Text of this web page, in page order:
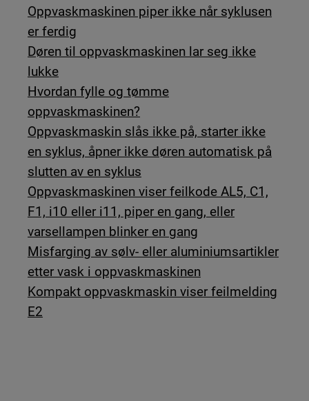
Oppvaskmaskinen piper ikke når syklusen
er ferdig
Døren til oppvaskmaskinen lar seg ikke
lukke
Hvordan fylle og tømme
oppvaskmaskinen?
Oppvaskmaskin slås ikke på, starter ikke
en syklus, åpner ikke døren automatisk på
slutten av en syklus
Oppvaskmaskinen viser feilkode AL5, C1,
F1, i10 eller i11, piper en gang, eller
varsellampen blinker en gang
Misfarging av sølv- eller aluminiumsartikler
etter vask i oppvaskmaskinen
Kompakt oppvaskmaskin viser feilmelding
E2